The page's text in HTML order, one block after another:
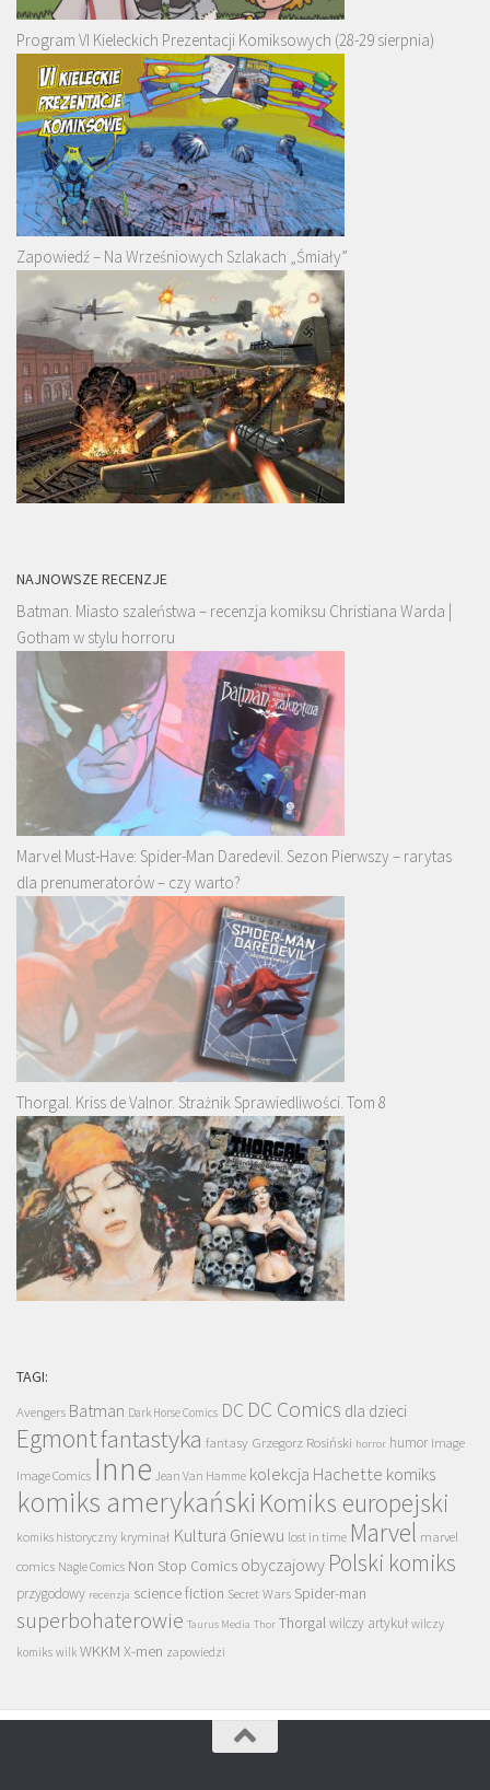
Program VI Kieleckich Prezentacji Komiksowych (28-29 sierpnia)
Zapowiedź – Na Wrześniowych Szlakach „Śmiały”
NAJNOWSZE RECENZJE
Batman. Miasto szaleństwa – recenzja komiksu Christiana Warda |
Gotham w stylu horroru
Marvel Must-Have: Spider-Man Daredevil. Sezon Pierwszy – rarytas
dla prenumeratorów – czy warto?
Thorgal. Kriss de Valnor. Strażnik Sprawiedliwości. Tom 8
TAGI:
Avengers Batman Dark Horse Comics DC DC Comics dla dzieci
Egmontfantastyka fantasy Grzegorz Rosiński horror humor Image
Image Comics Inne Jean Van Hamme kolekcja Hachette komiks
komiks amerykański Komiks europejski
komiks historyczny kryminał Kultura Gniewu lost in time Marvel marvel
comics Nagle Comics Non Stop Comics obyczajowy Polski komiks
przygodowy recenzja science fiction Secret Wars Spider-man
superbohaterowie Taurus Media Thor Thorgalwilczy artykuł wilczy
komiks wilk WKKM X-men zapowiedzi